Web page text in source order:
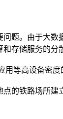
。由于大
存储服务的分
等高设备密度
的铁路场所